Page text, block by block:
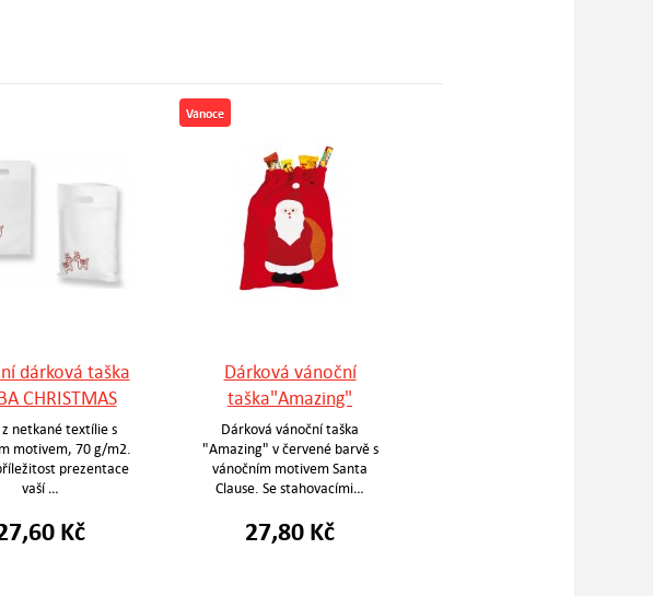
dárková taška
CHRISTMAS
z netkané textílie s
motivem, 70 g/m2.
prezentace
vaší …
Kč
Vánoce
Dárková vánoční
taška"Amazing"
Dárková vánoční taška
"Amazing" v červené barvě s
vánočním motivem Santa
Clause. Se stahovacími…
27,80 Kč